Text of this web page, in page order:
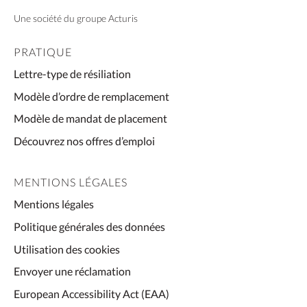
Une société du groupe Acturis
PRATIQUE
Lettre-type de résiliation
Modèle d’ordre de remplacement
Modèle de mandat de placement
Découvrez nos offres d’emploi
MENTIONS LÉGALES
Mentions légales
Politique générales des données
Utilisation des cookies
Envoyer une réclamation
European Accessibility Act (EAA)